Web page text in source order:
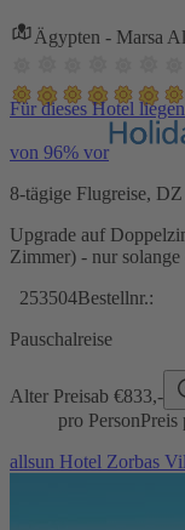
Ägypten - Marsa
Für dieses Hotel
von 96% vor
8-tägige Flugreise,
Upgrade auf
Zimmer) - nur
253504Bestellnr.:
Pauschalreise
Alter Preisab €833,-
pro PersonPreis
allsun Hotel Zorbas